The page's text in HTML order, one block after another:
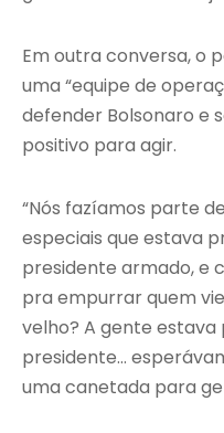
Em outra conversa, o
uma “equipe de
defender Bolsonaro e
positivo para agir.
“Nós fazíamos parte
especiais que estava
presidente armado, e
pra empurrar quem
velho? A gente estava
presidente…
uma canetada para